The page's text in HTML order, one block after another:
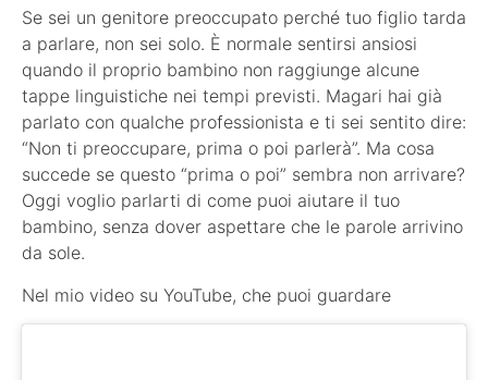
Se sei un genitore preoccupato perché tuo figlio tarda
a parlare, non sei solo. È normale sentirsi ansiosi
quando il proprio bambino non raggiunge alcune
tappe linguistiche nei tempi previsti. Magari hai già
parlato con qualche professionista e ti sei sentito dire:
“Non ti preoccupare, prima o poi parlerà”. Ma cosa
succede se questo “prima o poi” sembra non arrivare?
Oggi voglio parlarti di come puoi aiutare il tuo
bambino, senza dover aspettare che le parole arrivino
da sole.
Nel mio video su YouTube, che puoi guardare